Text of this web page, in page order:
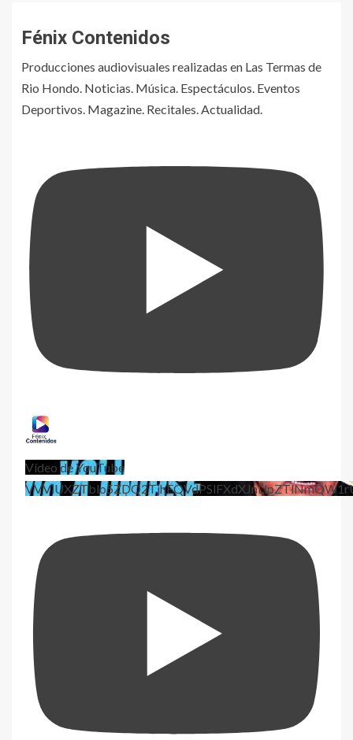
Fénix Contenidos
Producciones audiovisuales realizadas en Las Termas de
Rio Hondo. Noticias. Música. Espectáculos. Eventos
Deportivos. Magazine. Recitales. Actualidad.
Vídeo de YouTube